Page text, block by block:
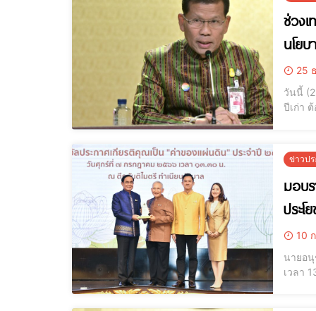
ช่วง
นโยบ
25
วันนี้
ปีเก่า
ข่าวป
มอบ
ประโ
10
นายอ
เวลา